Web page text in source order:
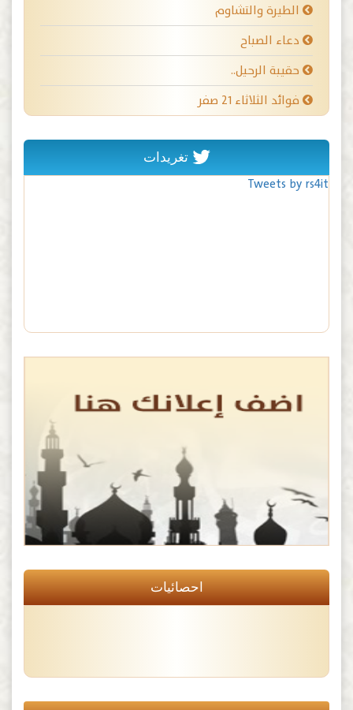
الطيرة والتشاوم
دعاء الصباح
حقيبة الرحيل..
فوائد الثلاثاء ٢١ صفر
تغريدات
Tweets by rs4it
احصائيات